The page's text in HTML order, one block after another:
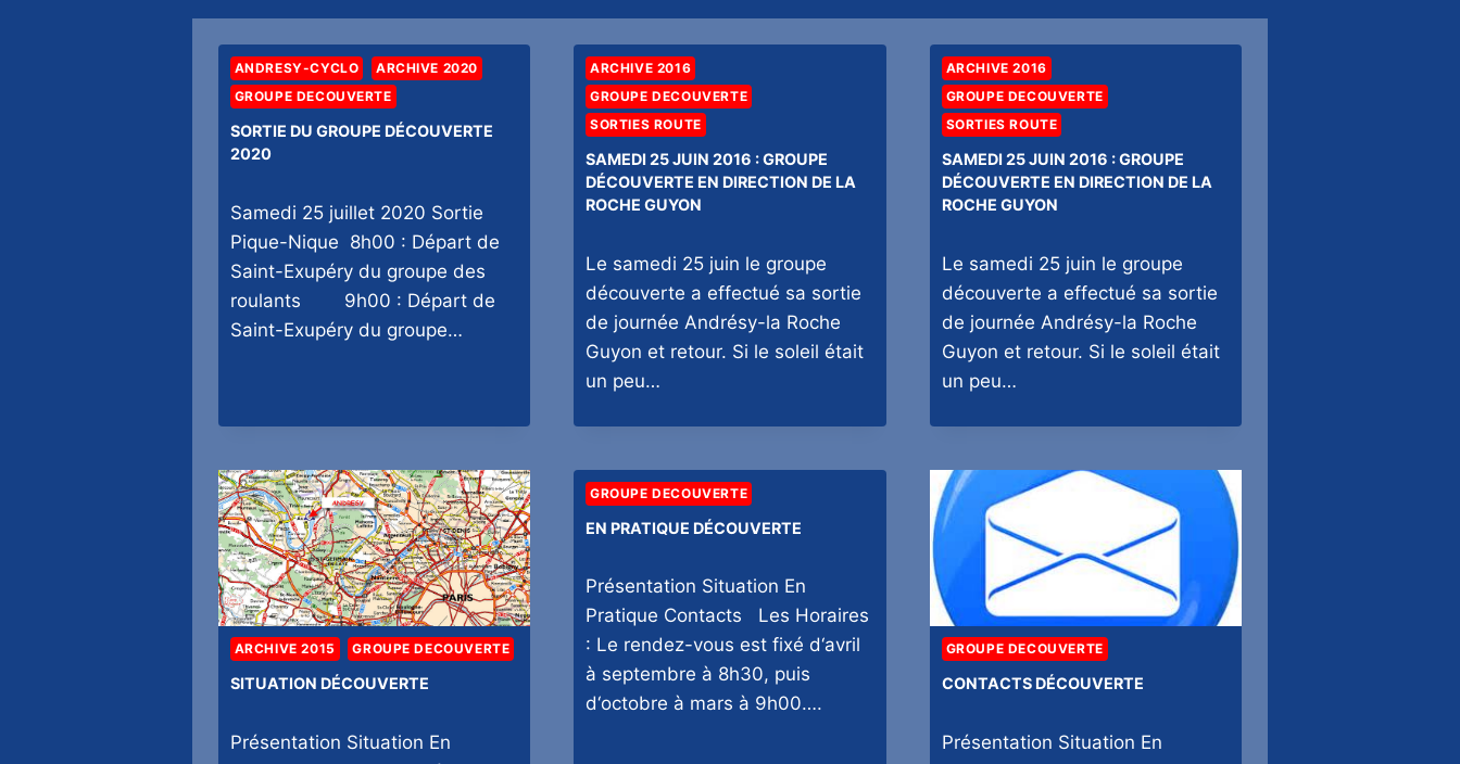
ANDRESY-CYCLO
ARCHIVE 2020
GROUPE DECOUVERTE
SORTIE DU GROUPE DÉCOUVERTE
2020
Samedi 25 juillet 2020 Sortie
Pique-Nique 8h00 : Départ de
Saint-Exupéry du groupe des
roulants 9h00 : Départ de
Saint-Exupéry du groupe…
ARCHIVE 2016
GROUPE DECOUVERTE
SORTIES ROUTE
SAMEDI 25 JUIN 2016 : GROUPE
DÉCOUVERTE EN DIRECTION DE LA
ROCHE GUYON
Le samedi 25 juin le groupe
découverte a effectué sa sortie
de journée Andrésy-la Roche
Guyon et retour. Si le soleil était
un peu…
ARCHIVE 2016
GROUPE DECOUVERTE
SORTIES ROUTE
SAMEDI 25 JUIN 2016 : GROUPE
DÉCOUVERTE EN DIRECTION DE LA
ROCHE GUYON
Le samedi 25 juin le groupe
découverte a effectué sa sortie
de journée Andrésy-la Roche
Guyon et retour. Si le soleil était
un peu…
ARCHIVE 2015 GROUPE DECOUVERTE
SITUATION DÉCOUVERTE
Présentation Situation En
GROUPE DECOUVERTE
EN PRATIQUE DÉCOUVERTE
Présentation Situation En
Pratique Contacts Les Horaires
: Le rendez-vous est fixé d‘avril
à septembre à 8h30, puis
d‘octobre à mars à 9h00….
GROUPE DECOUVERTE
CONTACTS DÉCOUVERTE
Présentation Situation En